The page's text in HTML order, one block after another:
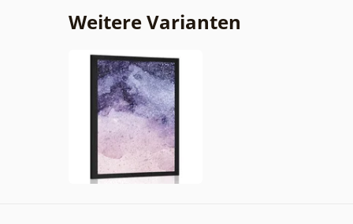
Weitere Varianten